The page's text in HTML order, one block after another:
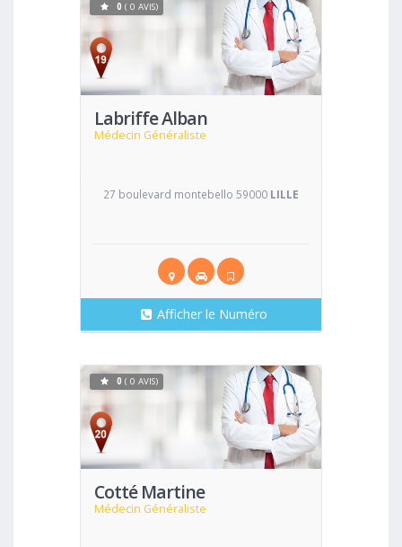
Labriffe Alban
Médecin Généraliste
Voir
0 ( 0 AVIS)
27 boulevard montebello 59000 LILLE
Afficher le Numéro
Cotté Martine
Médecin Généraliste
Voir
0 ( 0 AVIS)